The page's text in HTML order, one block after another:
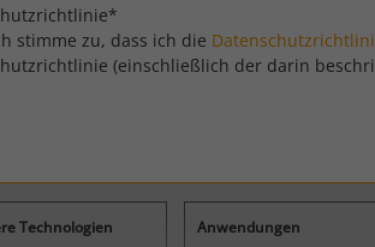
*
stimme zu, dass ich die
(einschließlich der darin
Technologien
Anwendungen